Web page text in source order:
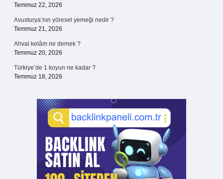
Temmuz 22, 2026
Avusturya’nın yöresel yemeği nedir ?
Temmuz 21, 2026
Ahval kelâm ne demek ?
Temmuz 20, 2026
Türkiye’de 1 koyun ne kadar ?
Temmuz 18, 2026